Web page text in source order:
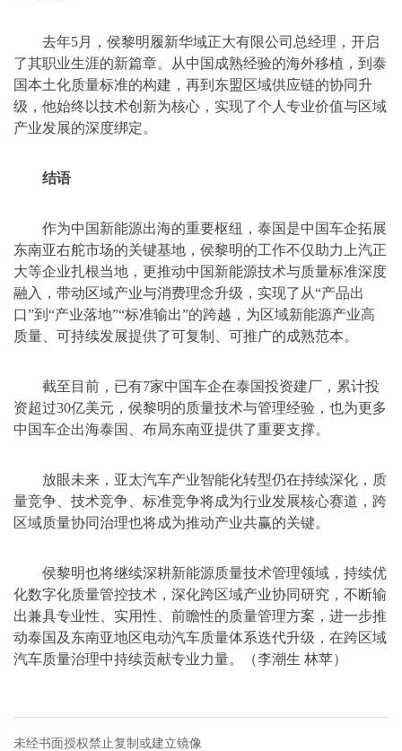
去年5月，侯黎明履新华域正大有限公司总经理，开启
了其职业生涯的新篇章。从中国成熟经验的海外移植，到泰
国本土化质量标准的构建，再到东盟区域供应链的协同升
级，他始终以技术创新为核心，实现了个人专业价值与区域
产业发展的深度绑定。
结语
作为中国新能源出海的重要枢纽，泰国是中国车企拓展
东南亚右舵市场的关键基地，侯黎明的工作不仅助力上汽正
大等企业扎根当地，更推动中国新能源技术与质量标准深度
融入，带动区域产业与消费理念升级，实现了从“产品出
口”到“产业落地”“标准输出”的跨越，为区域新能源产业高
质量、可持续发展提供了可复制、可推广的成熟范本。
截至目前，已有7家中国车企在泰国投资建厂，累计投
资超过30亿美元，侯黎明的质量技术与管理经验，也为更多
中国车企出海泰国、布局东南亚提供了重要支撑。
放眼未来，亚太汽车产业智能化转型仍在持续深化，质
量竞争、技术竞争、标准竞争将成为行业发展核心赛道，跨
区域质量协同治理也将成为推动产业共赢的关键。
侯黎明也将继续深耕新能源质量技术管理领域，持续优
化数字化质量管控技术，深化跨区域产业协同研究，不断输
出兼具专业性、实用性、前瞻性的质量管理方案，进一步推
动泰国及东南亚地区电动汽车质量体系迭代升级，在跨区域
汽车质量治理中持续贡献专业力量。
（李潮生 林苹）
未经书面授权禁止复制或建立镜像